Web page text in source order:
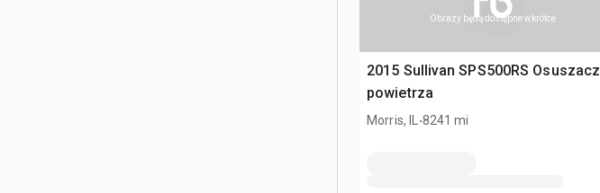
Obrazy będą dostępne wkrótce
2015 Sullivan SPS500RS Osuszacz
powietrza
Morris, IL .8241 mi